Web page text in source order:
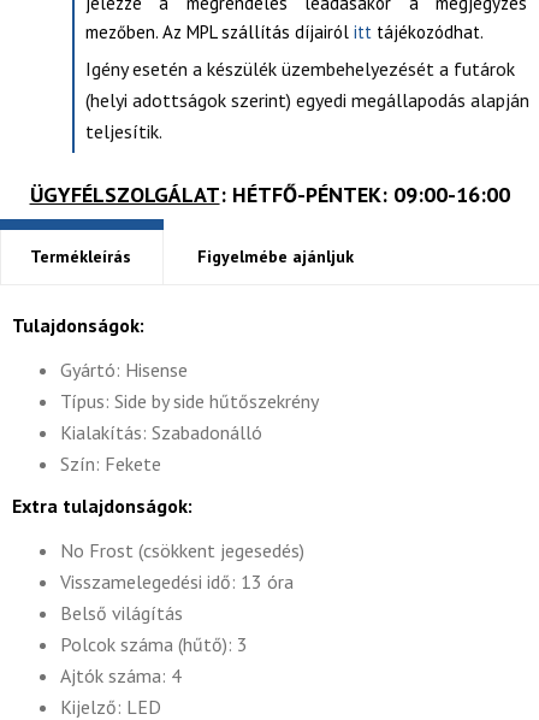
mezőben. Az MPL szállítás díjairól itt tájékozódhat.
Igény esetén a készülék üzembehelyezését a futárok
(helyi adottságok szerint) egyedi megállapodás alapján
teljesítik.
ÜGYFÉLSZOLGÁLAT: HÉTFŐ-PÉNTEK: 09:00-16:00
Termékleírás Figyelmébe ajánljuk
Tulajdonságok:
Gyártó: Hisense
Típus: Side by side hűtőszekrény
Kialakítás: Szabadonálló
Szín: Fekete
Extra tulajdonságok:
No Frost (csökkent jegesedés)
Visszamelegedési idő: 13 óra
Belső világítás
Polcok száma (hűtő): 3
Ajtók száma: 4
Kijelző: LED